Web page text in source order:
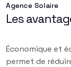
Agence Solaire
Les
Économique et
permet de